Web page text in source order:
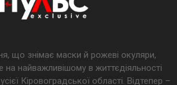
що знімає маски й рожеві окуляри,
найважливішому в життєдіяльності
Кіровоградської області. Відтепер –